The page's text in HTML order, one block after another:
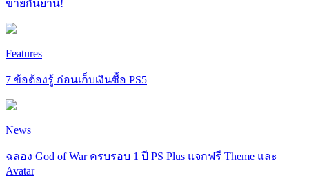
ขายกันยานี้!
Features
7 ข้อต้องรู้ ก่อนเก็บเงินซื้อ PS5
News
ฉลอง God of War ครบรอบ 1 ปี PS Plus แจกฟรี Theme และ
Avatar